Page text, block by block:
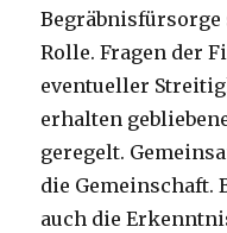
Begräbnisfürsorge
Rolle. Fragen der
eventueller
erhalten
geregelt.
die Gemeinschaft.
auch die